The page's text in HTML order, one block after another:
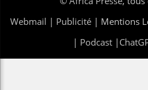
Webmail | Publicité | Mentions
| Podcast|